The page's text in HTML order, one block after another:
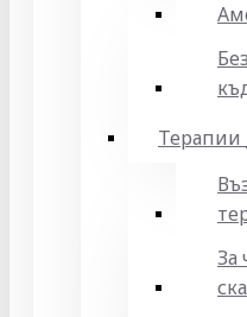
Терапии
За